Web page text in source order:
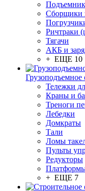
Сборщики
Ричтраки
Тягачи
АКБ и
+ ЕЩЕ 10
Грузоподъемное
Тележки
Краны и
Треноги
Лебедки
Домкраты
Тали
Ломы
Пульты
Редукторы
+ ЕЩЕ 7